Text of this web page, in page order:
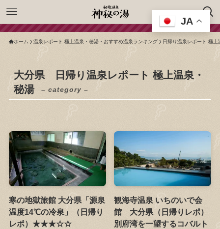
ホーム 温泉レポート 極上温泉・秘湯・おすすめ温泉ランキング 日帰り温泉レポート 極
大分県 日帰り温泉レポート 極上温泉・
秘湯
– category –
寒の地獄旅館 大分県「源泉
温度14℃の冷泉」（日帰り
レポ）★★★☆☆
観海寺温泉 いちのいで会
館 大分県（日帰りレポ）
別府湾を一望するコバルト
JA